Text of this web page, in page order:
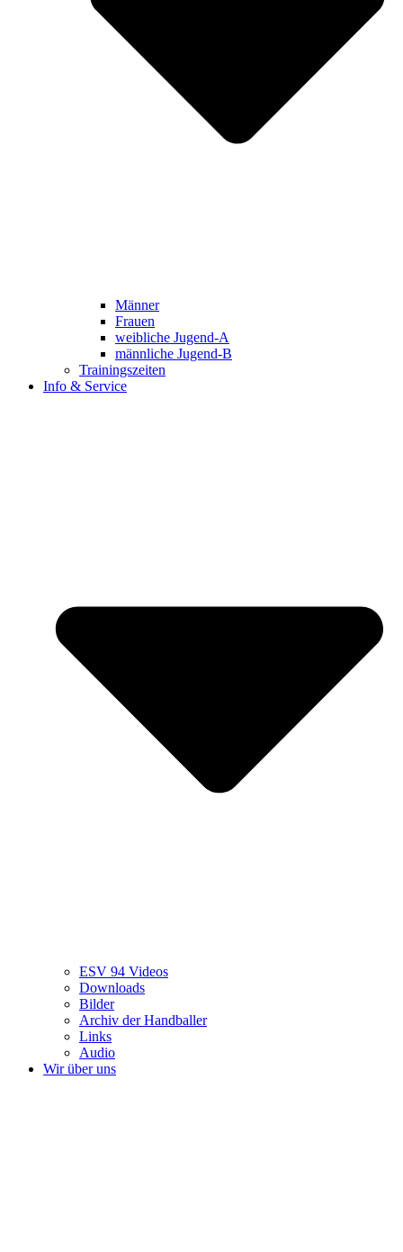
Männer
Frauen
weibliche Jugend-A
männliche Jugend-B
Trainingszeiten
Info & Service
ESV 94 Videos
Downloads
Bilder
Archiv der Handballer
Links
Audio
Wir über uns